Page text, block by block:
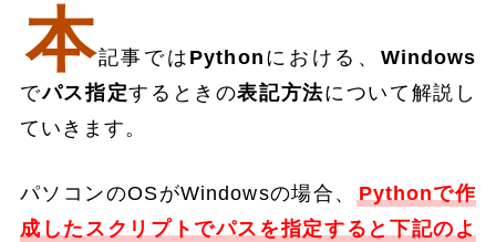
本記事では Python における、 Windows
でパス指定するときの表記方法について解説し
ていきます。
パソコンのOSがWindowsの場合、
Pythonで作
成したスクリプトでパスを指定すると下記のよ